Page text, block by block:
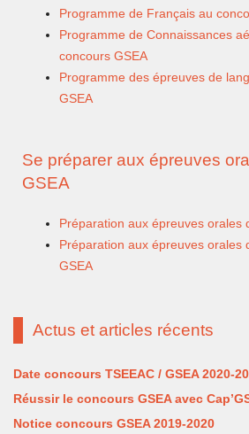
Programme de Français au
Programme de Connaissances
concours GSEA
Programme des épreuves de
GSEA
Se préparer aux épreuves
GSEA
Préparation aux épreuves orales
Préparation aux épreuves orales
GSEA
Actus et articles récents
Date concours TSEEAC / GSEA 2020-
Réussir le concours GSEA avec
Notice concours GSEA 2019-2020